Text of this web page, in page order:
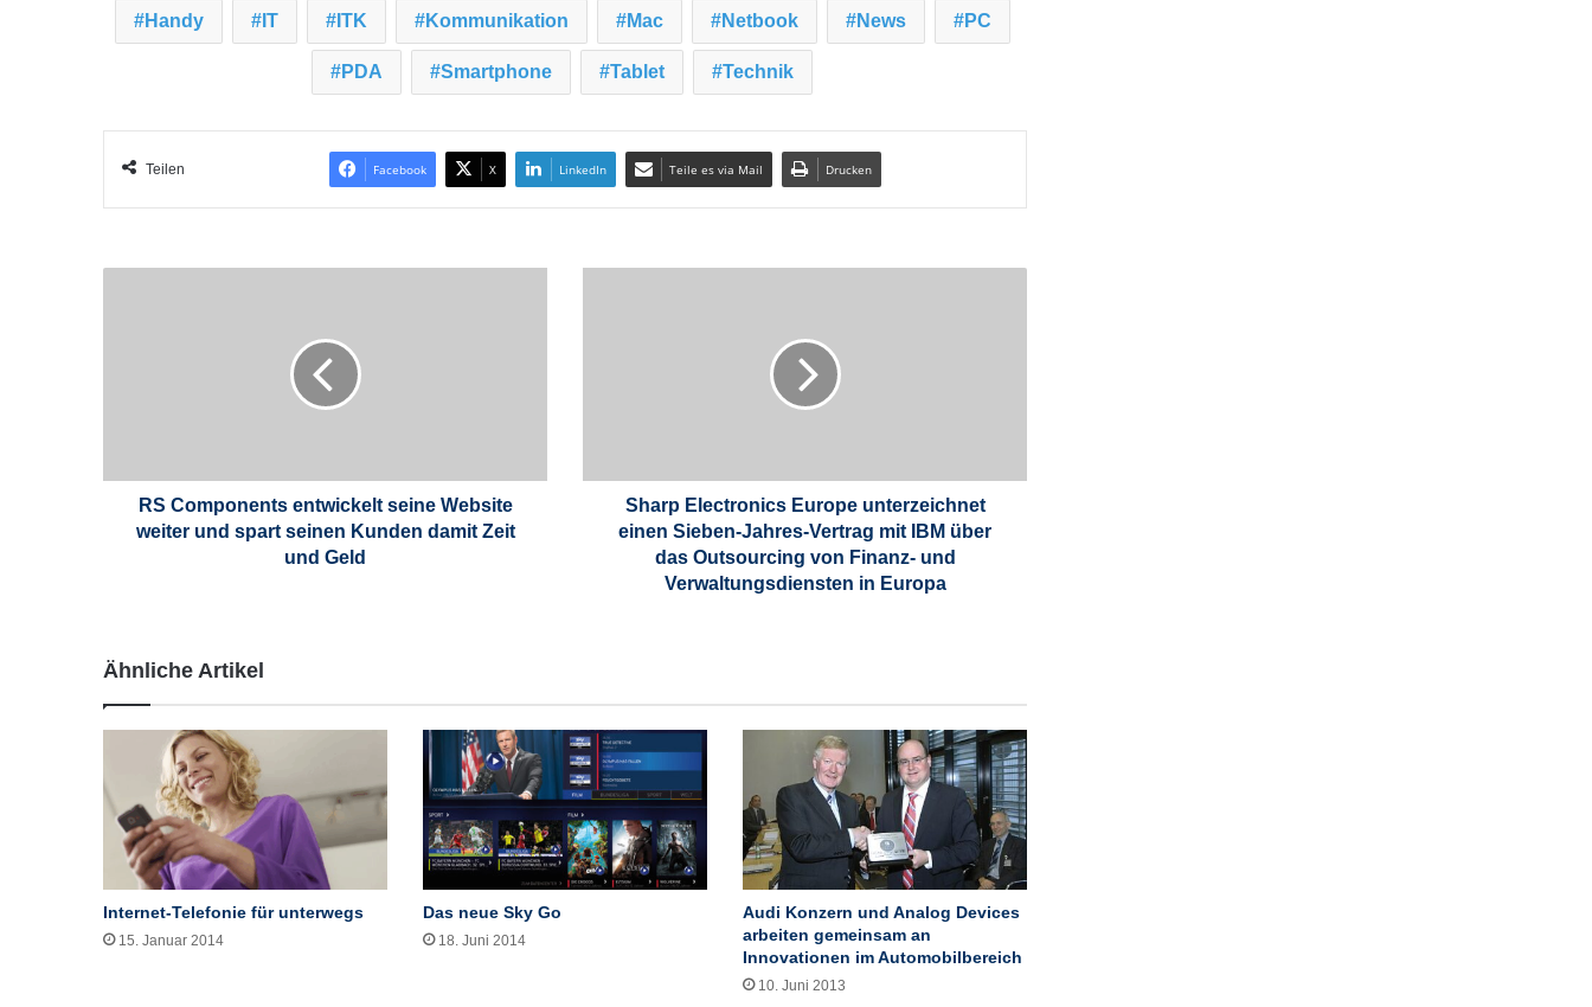
Handy IT ITK Kommunikation Mac Netbook News PC
PDA Smartphone Tablet Technik
Teilen Facebook X LinkedIn Teile es via Mail Drucken
e
i
c
k
n
RS Components entwickelt seine Website
weiter und spart seinen Kunden damit Zeit
und Geld
c
u
r
o
p
e
u
n
t
Sharp Electronics Europe unterzeichnet
einen Sieben-Jahres-Vertrag mit IBM über
das Outsourcing von Finanz- und
Verwaltungsdiensten in Europa
Ähnliche Artikel
Internet-Telefonie für unterwegs
15. Januar 2014
Das neue Sky Go
18. Juni 2014
Audi Konzern und Analog Devices
arbeiten gemeinsam an
Innovationen im Automobilbereich
10. Juni 2013